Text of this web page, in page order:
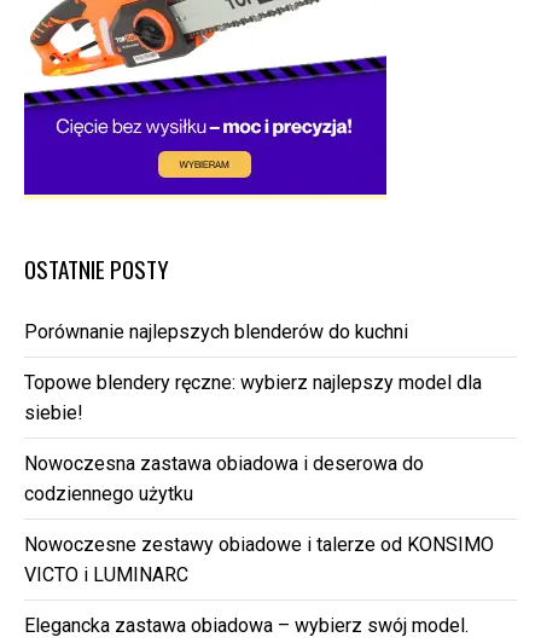
OSTATNIE POSTY
Porównanie najlepszych blenderów do kuchni
Topowe blendery ręczne: wybierz najlepszy model dla
siebie!
Nowoczesna zastawa obiadowa i deserowa do
codziennego użytku
Nowoczesne zestawy obiadowe i talerze od KONSIMO
VICTO i LUMINARC
Elegancka zastawa obiadowa – wybierz swój model.